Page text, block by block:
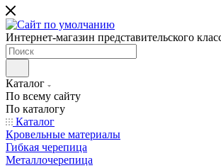
Интернет-магазин представительского
Каталог
По всему сайту
По каталогу
Каталог
Кровельные материалы
Гибкая черепица
Металлочерепица